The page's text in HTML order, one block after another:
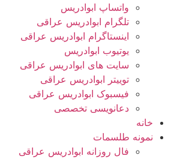
واتساپ ابوادریس
تلگرام ابوادریس عراقی
اینستاگرام ابوادریس عراقی
یوتیوب ابوادریس
سایت های ابوادریس عراقی
توییتر ابوادریس عراقی
فیسبوک ابوادریس عراقی
دعانویسی تخصصی
خانه
نمونه طلسمات
فال روزانه ابوادریس عراقی